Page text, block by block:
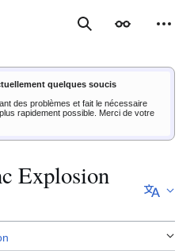
RechercherApparence
quelques soucis
des problèmes et fait le nécessaire
rapidement possible. Merci de votre
Explosion